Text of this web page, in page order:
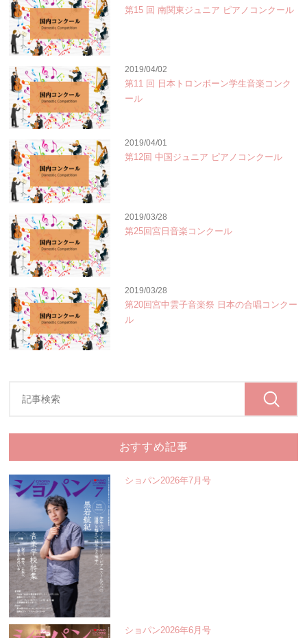
第15 回 南関東ジュニア ピアノコンクール
2019/04/02
第11 回 日本トロンボーン学生音楽コンク
ール
2019/04/01
第12回 中国ジュニア ピアノコンクール
2019/03/28
第25回宮日音楽コンクール
2019/03/28
第20回宮中雲子音楽祭 日本の合唱コンクー
ル
おすすめ記事
ショパン2026年7月号
ショパン2026年6月号